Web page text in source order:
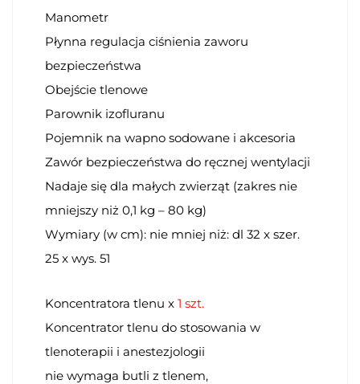
Manometr
Płynna regulacja ciśnienia zaworu
bezpieczeństwa
Obejście tlenowe
Parownik izofluranu
Pojemnik na wapno sodowane i akcesoria
Zawór bezpieczeństwa do ręcznej wentylacji
Nadaje się dla małych zwierząt (zakres nie
mniejszy niż 0,1 kg – 80 kg)
Wymiary (w cm): nie mniej niż: dl 32 x szer.
25 x wys. 51
Koncentratora tlenu x 1 szt.
Koncentrator tlenu do stosowania w
tlenoterapii i anestezjologii
nie wymaga butli z tlenem,